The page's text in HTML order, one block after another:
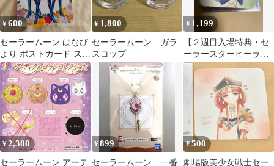
¥600
セーラームーン はなび
より ポストカード スタ
ーライツ
¥ 1,800
セーラームーン ガラ
スコップ
¥ 1,199
【２週目入場特典・セ
ーラースターヒーラ
ー】美少女戦士セーラ
ームーン コースター
¥2,300
セーラームーン アーテ
¥899
セーラームーン 一番
¥500
劇場版美少女戦士セー